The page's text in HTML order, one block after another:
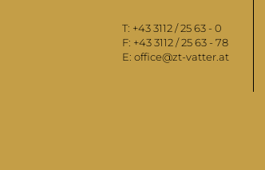
T: +43 3112 / 25 63 - 0
F: +43 3112 / 25 63 - 78
E: office@zt-vatter.at